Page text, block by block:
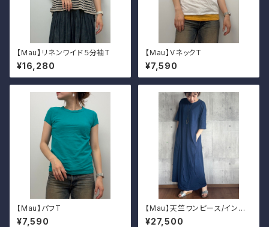
【Mau】リネンワイド５分袖T
¥16,280
【Mau】VネックT
¥7,590
【Mau】パフT
¥7,590
【Mau】天竺ワンピース/インディ
ゴ
¥27,500